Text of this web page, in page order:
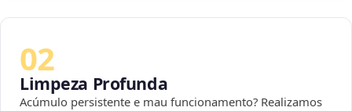
02
Limpeza Profunda
Acúmulo persistente e mau funcionamento? Realizamos